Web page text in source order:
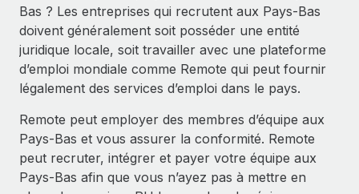
Bas ? Les entreprises qui recrutent aux Pays-Bas
doivent généralement soit posséder une entité
juridique locale, soit travailler avec une plateforme
d’emploi mondiale comme Remote qui peut fournir
légalement des services d’emploi dans le pays.
Remote peut employer des membres d’équipe aux
Pays-Bas et vous assurer la conformité. Remote
peut recruter, intégrer et payer votre équipe aux
Pays-Bas afin que vous n’ayez pas à mettre en